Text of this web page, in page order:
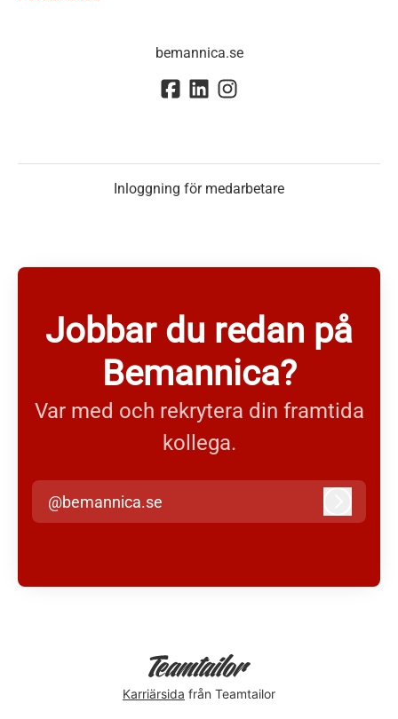
bemannica.se
Inloggning för medarbetare
Jobbar du redan på
Bemannica?
Var med och rekrytera din framtida
kollega.
@bemannica.se
Karriärsida från Teamtailor